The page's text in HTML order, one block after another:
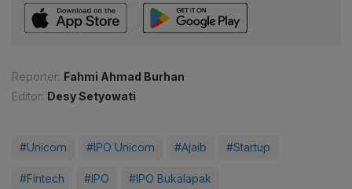
Reporter: Fahmi Ahmad Burhan
Editor: Desy Setyowati
#Unicorn #IPO Unicorn #Ajaib #Startup
#Fintech #IPO #IPO Bukalapak